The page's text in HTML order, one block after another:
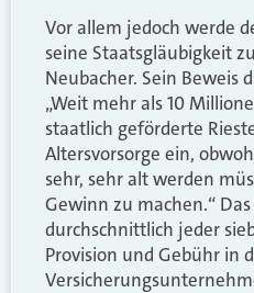
Vor allem jedoch werde
seine Staatsgläubigkeit
Neubacher. Sein Beweis
„Weit mehr als 10
staatlich geförderte
Altersvorsorge ein,
sehr, sehr alt werden
Gewinn zu machen.“
durchschnittlich jeder
Provision und Gebühr in